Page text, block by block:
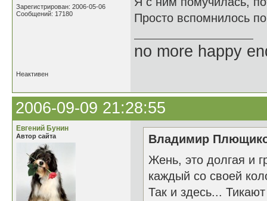
Зарегистрирован: 2006-05-06
Сообщений: 17180
Просто вспомнилось
no more happy
Неактивен
2006-09-09 21:28:55
Евгений Бунин
Автор сайта
Владимир
Жень, это долгая и
каждый со своей
Так и здесь...